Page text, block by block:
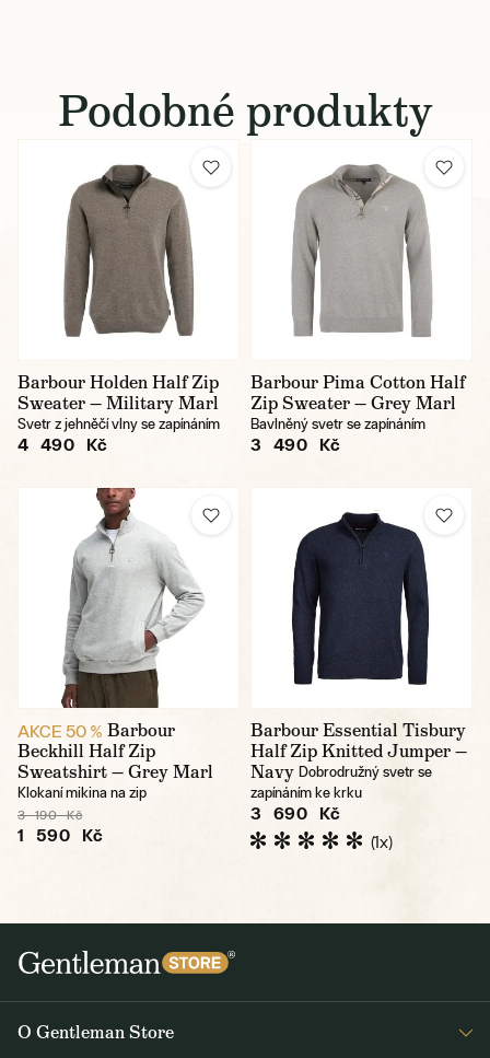
Podobné produkty
Barbour Holden Half Zip
Sweater — Military Marl
Svetr z jehněčí vlny se zapínáním
4 490 Kč
Barbour Pima Cotton Half
Zip Sweater — Grey Marl
Bavlněný svetr se zapínáním
3 490 Kč
AKCE 50 % Barbour
Beckhill Half Zip
Sweatshirt — Grey Marl
Klokaní mikina na zip
3 190 Kč
1 590 Kč
Barbour Essential Tisbury
Half Zip Knitted Jumper —
Navy Dobrodružný svetr se
zapínáním ke krku
3 690 Kč
(1x)
O Gentleman Store